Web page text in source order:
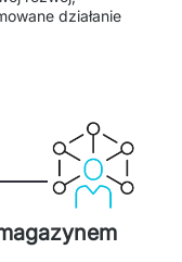
działanie